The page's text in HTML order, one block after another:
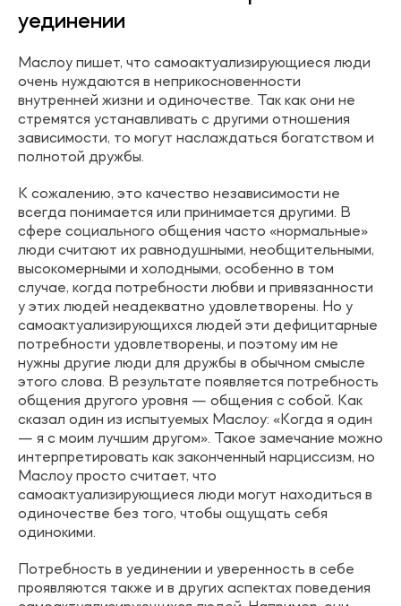
уединении
Маслоу пишет, что самоактуализирующиеся люди
очень нуждаются в неприкосновенности
внутренней жизни и одиночестве. Так как они не
стремятся устанавливать с другими отношения
зависимости, то могут наслаждаться богатством и
полнотой дружбы.
К сожалению, это качество независимости не
всегда понимается или принимается другими. В
сфере социального общения часто «нормальные»
люди считают их равнодушными, необщительными,
высокомерными и холодными, особенно в том
случае, когда потребности любви и привязанности
у этих людей неадекватно удовлетворены. Но у
самоактуализирующихся людей эти дефицитарные
потребности удовлетворены, и поэтому им не
нужны другие люди для дружбы в обычном смысле
этого слова. В результате появляется потребность
общения другого уровня — общения с собой. Как
сказал один из испытуемых Маслоу: «Когда я один
— я с моим лучшим другом». Такое замечание можно
интерпретировать как законченный нарциссизм, но
Маслоу просто считает, что
самоактуализирующиеся люди могут находиться в
одиночестве без того, чтобы ощущать себя
одинокими.
Потребность в уединении и уверенность в себе
проявляются также и в других аспектах поведения